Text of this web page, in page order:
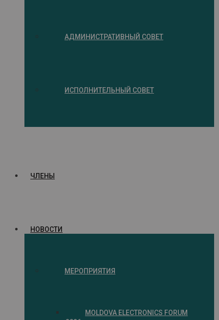
АДМИНИСТРАТИВНЫЙ СОВЕТ
ИСПОЛНИТЕЛЬНЫЙ СОВЕТ
ЧЛЕНЫ
НОВОСТИ
МЕРОПРИЯТИЯ
MOLDOVA ELECTRONICS FORUM